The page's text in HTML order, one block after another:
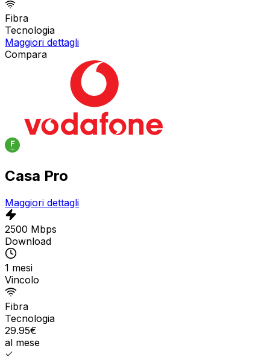
Fibra
Tecnologia
Maggiori dettagli
Compara
Casa Pro
Maggiori dettagli
2500 Mbps
Download
1 mesi
Vincolo
Fibra
Tecnologia
29.95€
al mese